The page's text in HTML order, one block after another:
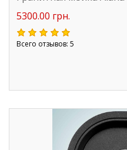
5300.00 грн.
Всего отзывов: 5